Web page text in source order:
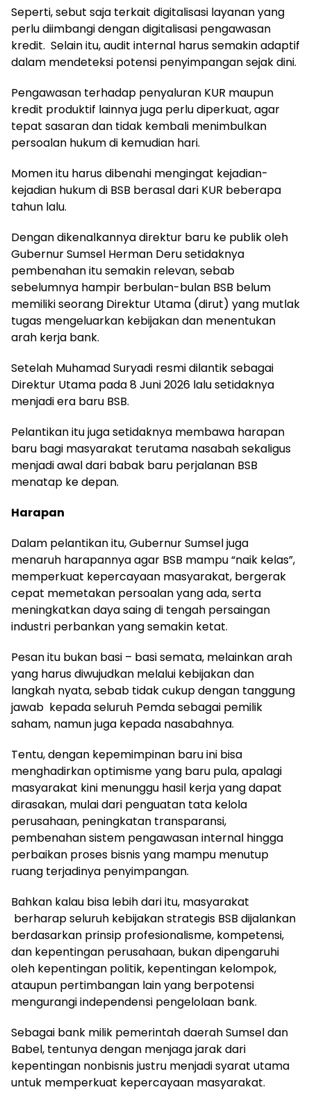
Seperti, sebut saja terkait digitalisasi layanan yang
perlu diimbangi dengan digitalisasi pengawasan
kredit. Selain itu, audit internal harus semakin adaptif
dalam mendeteksi potensi penyimpangan sejak dini.
Pengawasan terhadap penyaluran KUR maupun
kredit produktif lainnya juga perlu diperkuat, agar
tepat sasaran dan tidak kembali menimbulkan
persoalan hukum di kemudian hari.
Momen itu harus dibenahi mengingat kejadian-
kejadian hukum di BSB berasal dari KUR beberapa
tahun lalu.
Dengan dikenalkannya direktur baru ke publik oleh
Gubernur Sumsel Herman Deru setidaknya
pembenahan itu semakin relevan, sebab
sebelumnya hampir berbulan-bulan BSB belum
memiliki seorang Direktur Utama (dirut) yang mutlak
tugas mengeluarkan kebijakan dan menentukan
arah kerja bank.
Setelah Muhamad Suryadi resmi dilantik sebagai
Direktur Utama pada 8 Juni 2026 lalu setidaknya
menjadi era baru BSB.
Pelantikan itu juga setidaknya membawa harapan
baru bagi masyarakat terutama nasabah sekaligus
menjadi awal dari babak baru perjalanan BSB
menatap ke depan.
Harapan
Dalam pelantikan itu, Gubernur Sumsel juga
menaruh harapannya agar BSB mampu “naik kelas”,
memperkuat kepercayaan masyarakat, bergerak
cepat memetakan persoalan yang ada, serta
meningkatkan daya saing di tengah persaingan
industri perbankan yang semakin ketat.
Pesan itu bukan basi – basi semata, melainkan arah
yang harus diwujudkan melalui kebijakan dan
langkah nyata, sebab tidak cukup dengan tanggung
jawab kepada seluruh Pemda sebagai pemilik
saham, namun juga kepada nasabahnya.
Tentu, dengan kepemimpinan baru ini bisa
menghadirkan optimisme yang baru pula, apalagi
masyarakat kini menunggu hasil kerja yang dapat
dirasakan, mulai dari penguatan tata kelola
perusahaan, peningkatan transparansi,
pembenahan sistem pengawasan internal hingga
perbaikan proses bisnis yang mampu menutup
ruang terjadinya penyimpangan.
Bahkan kalau bisa lebih dari itu, masyarakat
berharap seluruh kebijakan strategis BSB dijalankan
berdasarkan prinsip profesionalisme, kompetensi,
dan kepentingan perusahaan, bukan dipengaruhi
oleh kepentingan politik, kepentingan kelompok,
ataupun pertimbangan lain yang berpotensi
mengurangi independensi pengelolaan bank.
Sebagai bank milik pemerintah daerah Sumsel dan
Babel, tentunya dengan menjaga jarak dari
kepentingan nonbisnis justru menjadi syarat utama
untuk memperkuat kepercayaan masyarakat.